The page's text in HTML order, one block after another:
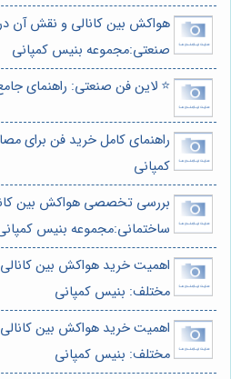
هواکش بین کانالی و نقش آن
صنعتی:مجموعه بنیس کمپانی
⭐️ لاین فن صنعتی: راهنمای
راهنمای کامل خرید فن برای
کمپانی
بررسی تخصصی هواکش بین
ساختمانی:مجموعه بنیس
اهمیت خرید هواکش بین
مختلف: بنیس کمپانی
اهمیت خرید هواکش بین
مختلف: بنیس کمپانی